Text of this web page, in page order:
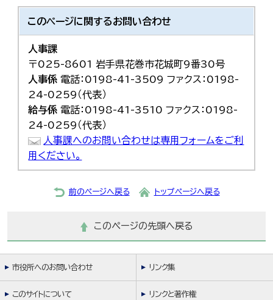
このページに関するお問い合わせ
人事課
〒025-8601 岩手県花巻市花城町9番30号
人事係 電話：0198-41-3509 ファクス：0198-
24-0259（代表）
給与係 電話：0198-41-3510 ファクス：0198-
24-0259（代表）
人事課へのお問い合わせは専用フォームをご利
用ください。
前のページへ戻る トップページへ戻る
このページの先頭へ戻る
市役所へのお問い合わせ リンク集
このサイトについて リンクと著作権